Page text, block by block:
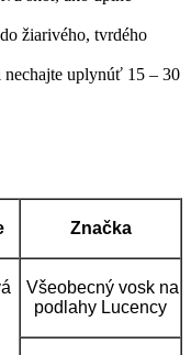
žiarivého, tvrdého
uplynúť 15 – 30
Značka
Všeobecný vosk na
podlahy Lucency